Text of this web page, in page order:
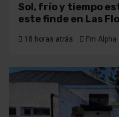
Sol, frío y tiempo
este finde en Las
18 horas atrás Fm Alpha